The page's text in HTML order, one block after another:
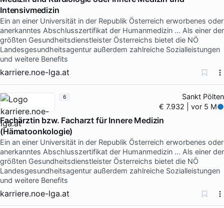
Intensivmedizin
Ein an einer Universität in der Republik Österreich erworbenes oder
anerkanntes Abschlusszertifikat der Humanmedizin … Als einer der
größten Gesundheitsdienstleister Österreichs bietet die NÖ
Landesgesundheitsagentur außerdem zahlreiche Sozialleistungen
und weitere Benefits
karriere.noe-lga.at
Sankt Pölten
€ 7.932 | vor 5 M
Fachärztin bzw. Facharzt für Innere Medizin
(Hämatoonkologie)
Ein an einer Universität in der Republik Österreich erworbenes oder
anerkanntes Abschlusszertifikat der Humanmedizin … Als einer der
größten Gesundheitsdienstleister Österreichs bietet die NÖ
Landesgesundheitsagentur außerdem zahlreiche Sozialleistungen
und weitere Benefits
karriere.noe-lga.at
6